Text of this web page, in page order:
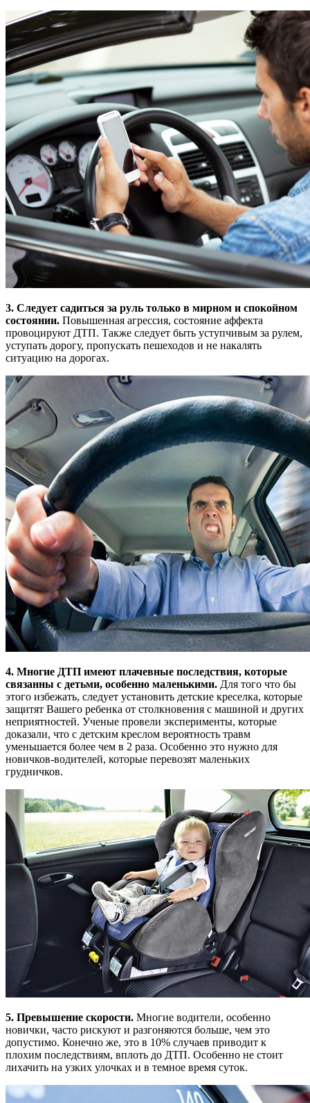
3. Следует садиться за руль только в мирном и спокойном
состоянии. Повышенная агрессия, состояние аффекта
провоцируют ДТП. Также следует быть уступчивым за рулем,
уступать дорогу, пропускать пешеходов и не накалять
ситуацию на дорогах.
4. Многие ДТП имеют плачевные последствия, которые
связанны с детьми, особенно маленькими. Для того что бы
этого избежать, следует установить детские креселка, которые
защитят Вашего ребенка от столкновения с машиной и других
неприятностей. Ученые провели эксперименты, которые
доказали, что с детским креслом вероятность травм
уменьшается более чем в 2 раза. Особенно это нужно для
новичков-водителей, которые перевозят маленьких
грудничков.
5. Превышение скорости. Многие водители, особенно
новички, часто рискуют и разгоняются больше, чем это
допустимо. Конечно же, это в 10% случаев приводит к
плохим последствиям, вплоть до ДТП. Особенно не стоит
лихачить на узких улочках и в темное время суток.